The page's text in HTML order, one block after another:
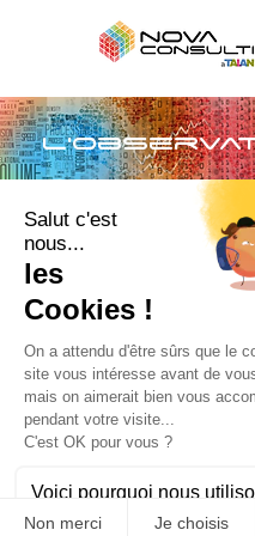
Pour plus de détails sur
de l'Observatoire,
info@nova-